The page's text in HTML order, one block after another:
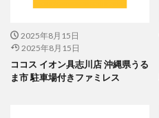
2025年8月15日
2025年8月15日
ココス イオン具志川店 沖縄県うる
ま市 駐車場付きファミレス